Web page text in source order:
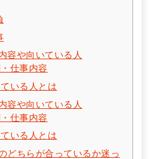
容や向いている人
仕事内容
いる人とは
容や向いている人
仕事内容
いる人とは
どちらが合っているか迷っ